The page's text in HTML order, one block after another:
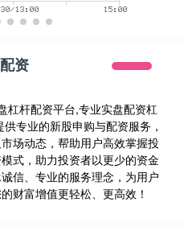
资
杠杆配资平台,专业实盘配资杠
专业的新股申购与配资服务，
场动态，帮助用户高效掌握投
式，助力投资者以更少的资金
信、专业的服务理念，为用户
财富增值更轻松、更高效！